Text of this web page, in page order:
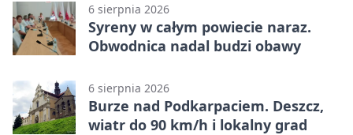
6 sierpnia 2026
Syreny w całym powiecie naraz.
Obwodnica nadal budzi obawy
6 sierpnia 2026
Burze nad Podkarpaciem. Deszcz,
wiatr do 90 km/h i lokalny grad